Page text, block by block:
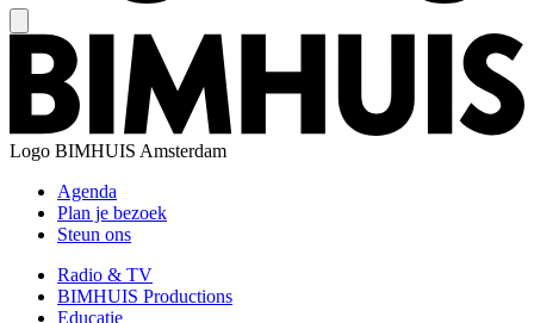
Logo BIMHUIS Amsterdam
Agenda
Plan je bezoek
Steun ons
Radio & TV
BIMHUIS Productions
Educatie